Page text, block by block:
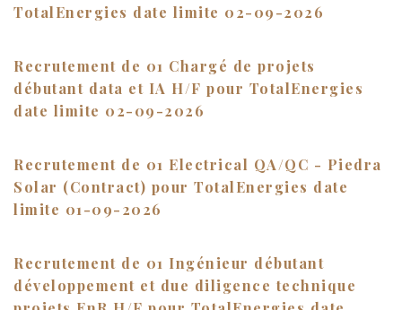
TotalEnergies date limite 02-09-2026
Recrutement de 01 Chargé de projets
débutant data et IA H/F pour TotalEnergies
date limite 02-09-2026
Recrutement de 01 Electrical QA/QC - Piedra
Solar (Contract) pour TotalEnergies date
limite 01-09-2026
Recrutement de 01 Ingénieur débutant
développement et due diligence technique